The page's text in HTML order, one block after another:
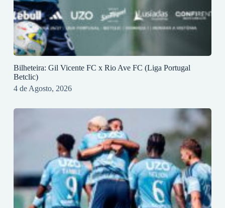
Bilheteira: Gil Vicente FC x Rio Ave FC (Liga Portugal
Betclic)
4 de Agosto, 2026